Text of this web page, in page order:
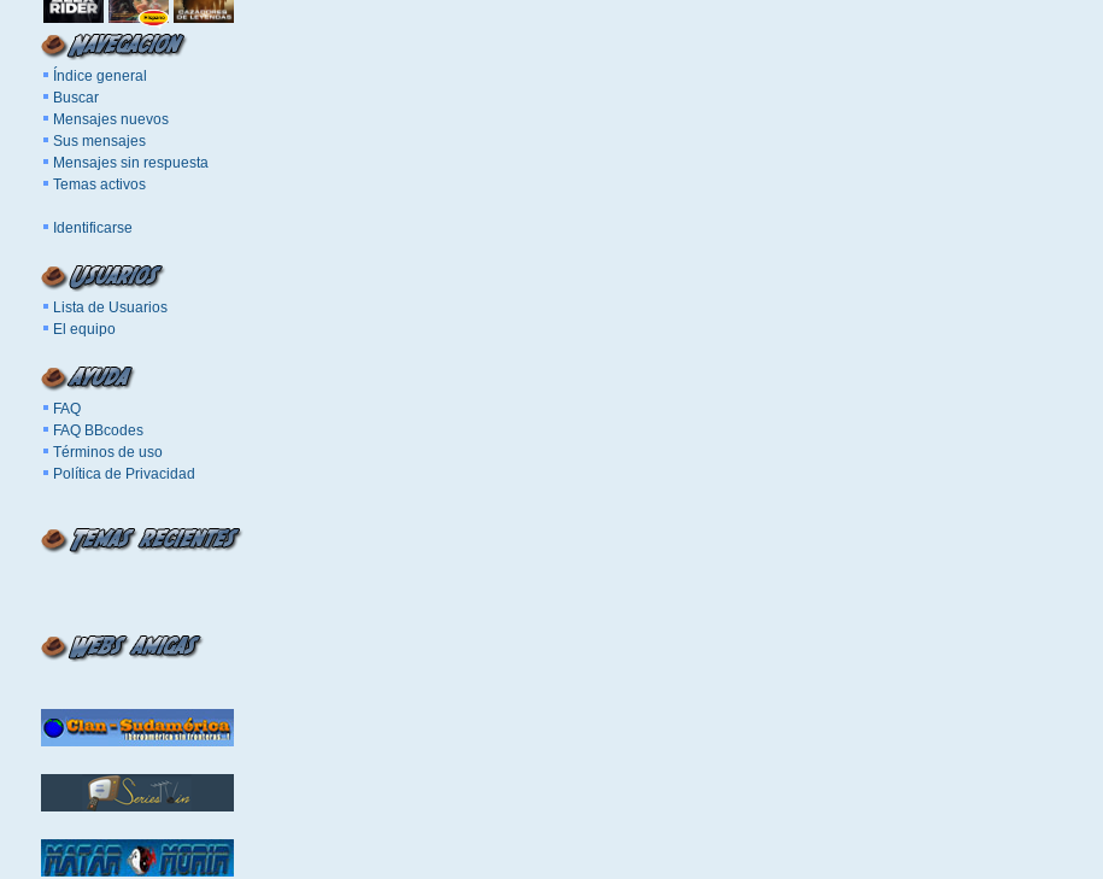
Índice general
Buscar
Mensajes nuevos
Sus mensajes
Mensajes sin respuesta
Temas activos
Identificarse
Lista de Usuarios
El equipo
FAQ
FAQ BBcodes
Términos de uso
Política de Privacidad